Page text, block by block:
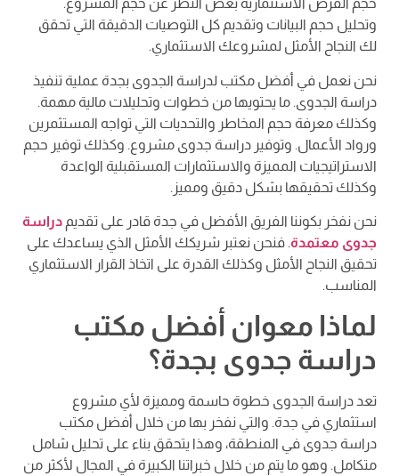
حجم الفرص الاستثمارية بغض النظر عن حجم المشروع.
وتحليل حجم البيانات وتقديم كل التوصيات الدقيقة التي تحقق
لك النجاح الأمثل لمشروعك الاستثماري.
نحن نعمل في أفضل مكتب لدراسة الجدوى بجدة عملية تنفيذ
دراسة الجدوى. ما يحتويها من خطوات وتحليلات مالية مهمة.
وكذلك معرفة حجم المخاطر والتحديات التي تواجه المستثمرين
ورواد الأعمال. وتوفير دراسة جدوى مشروع. وكذلك توفير حجم
الاستراتيجيات المميزة والاستثمارات المستقبلية الواعدة
وكذلك تحقيقها بشكل دقيق ومميز.
نحن نفخر بكوننا الفريق الأفضل في جدة قادر على تقديم دراسة
جدوى معتمدة. فنحن نعتبر شريكك الأمثل الذي يساعدك على
تحقيق النجاح الأمثل وكذلك القدرة على اتخاذ القرار الاستثماري
المناسب.
لماذا معوان أفضل مكتب
دراسة جدوى بجدة؟
تعد دراسة الجدوى خطوة حاسمة ومميزة لأي مشروع
استثماري في جدة. والتي نفخر بها من خلال أفضل مكتب
دراسة جدوى في المنطقة، وهذا يتحقق بناء على تحليل شامل
متكامل. وهو ما يتم من خلال خبراتنا الكبيرة في المجال لأكثر من